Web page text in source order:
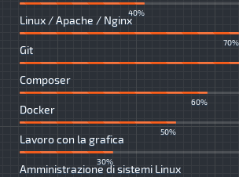
40%
Linux / Apache / Nginx
70%
Git
Composer
60%
Docker
50%
Lavoro con la grafica
30%
Amministrazione di sistemi Linux